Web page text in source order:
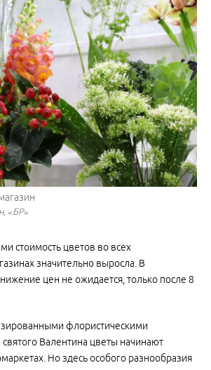
«БР»
стоимость цветов во всех
значительно выросла. В
цен не ожидается, только после 8
флористическими
Валентина цветы начинают
Но здесь особого разнообразия